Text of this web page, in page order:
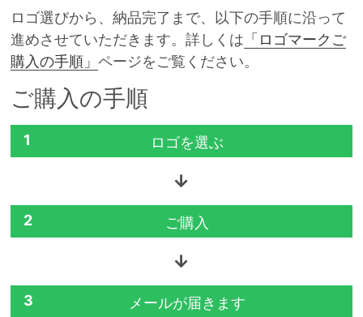
ロゴ選びから、納品完了まで、以下の手順に沿って
進めさせていただきます。詳しくは 「ロゴマークご
購入の手順」ページをご覧ください。
ご購入の手順
1 ロゴを選ぶ
2 ご購入
3 メールが届きます